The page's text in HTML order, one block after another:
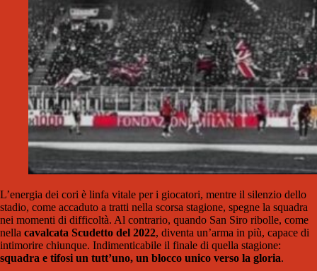
L’energia dei cori è linfa vitale per i giocatori, mentre il silenzio dello
stadio, come accaduto a tratti nella scorsa stagione, spegne la squadra
nei momenti di difficoltà. Al contrario, quando San Siro ribolle, come
nella cavalcata Scudetto del 2022, diventa un’arma in più, capace di
intimorire chiunque. Indimenticabile il finale di quella stagione:
squadra e tifosi un tutt’uno, un blocco unico verso la gloria.